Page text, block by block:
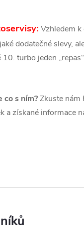
Vzhledem
dodatečné slevy,
turbo jeden
co s ním?Zkuste nám
a získané informace